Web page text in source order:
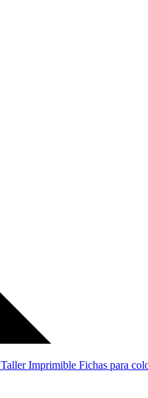
TallerImprimible Fichas para